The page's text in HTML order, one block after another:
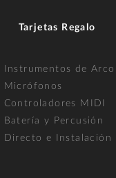
Tarjetas Regalo
Instrumentos de Arco
Micrófonos
Controladores MIDI
Batería y Percusión
Directo e Instalación